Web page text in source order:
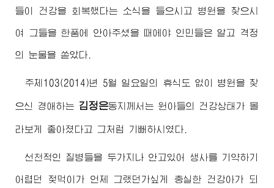
들이 건강을 회복했다는 소식을 들으시고 병원을 찾으시
여 그들을 한품에 안아주셨을 때에야 인민들은 알고 격정
의 눈물을 쏟았다.
주체103(2014)년 5월 일요일의 휴식도 없이 병원을 찾
으신 경애하는 김정은동지 께서는 원아들의 건강상태가 몰
라보게 좋아졌다고 그처럼 기뻐하시였다.
선천적인 질병들을 두가지나 안고있어 생사를 기약하기
어렵던 젖먹이가 언제 그랬던가싶게 충실한 건강아가 되